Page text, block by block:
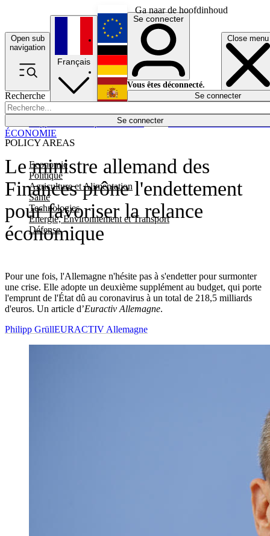
Ga naar de hoofdinhoud
Open sub
navigation
Close menu
Recherche
Se connecter
POLICY AREAS
Economie
Politique
Agriculture et Alimentation
Santé
Technologies
Energie, Environnement et Transport
Défense
Économie
Français
English
Deutsch
Español
Se connecter
Vous êtes déconnecté.
Se connecter
Le ministre allemand des
Finances prône l'endettement
pour favoriser la relance
économique
Pour une fois, l'Allemagne n'hésite pas à s'endetter pour surmonter
une crise. Elle adopte un deuxième supplément au budget, qui porte
l'emprunt de l'État dû au coronavirus à un total de 218,5 milliards
d'euros. Un article d’Euractiv Allemagne.
ÉCONOMIE
Philipp GrüllEURACTIV Allemagne